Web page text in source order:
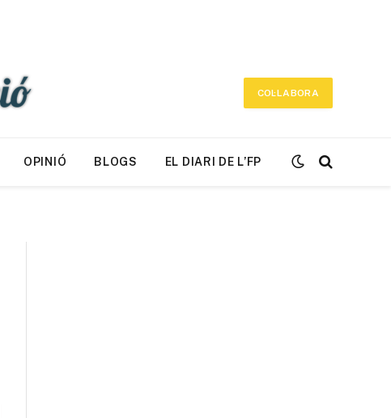
COL·LABORA
OPINIÓ BLOGS EL DIARI DE L’FP